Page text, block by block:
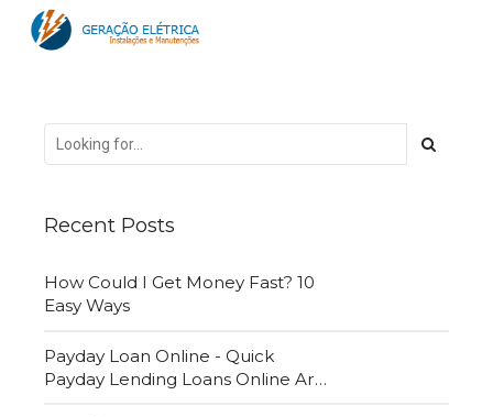
Recent Posts
How Could I Get Money Fast? 10
Easy Ways
Payday Loan Online - Quick
Payday Lending Loans Online Are